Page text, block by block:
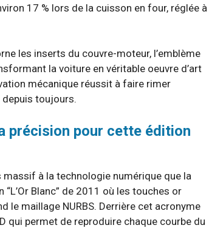
17 % lors de la cuisson en four, réglée à
les inserts du couvre-moteur, l’emblème
la voiture en véritable oeuvre d’art
mécanique réussit à faire rimer
toujours.
précision pour cette édition
à la technologie numérique que la
Blanc” de 2011 où les touches or
le maillage NURBS. Derrière cet acronyme
qui permet de reproduire chaque courbe du